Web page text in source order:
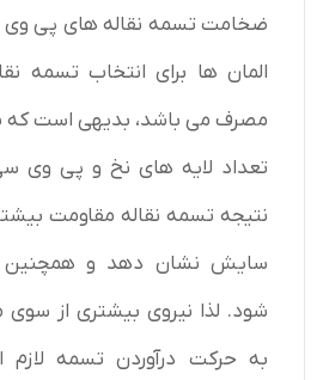
ضخامت تسمه نقاله های پی وی
المان ها برای انتخاب تسمه
مصرف می باشد، بدیهی است که
تعداد لایه های نخ و پی وی
نتیجه تسمه نقاله مقاومت
سایش نشان دهد و همچنین
شود. لذا نیروی بیشتری از
به حرکت درآوردن تسمه